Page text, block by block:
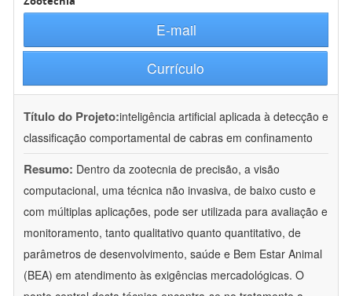
E-mail
Currículo
Título do Projeto:inteligência artificial aplicada à detecção e
classificação comportamental de cabras em confinamento
Resumo: Dentro da zootecnia de precisão, a visão
computacional, uma técnica não invasiva, de baixo custo e
com múltiplas aplicações, pode ser utilizada para avaliação e
monitoramento, tanto qualitativo quanto quantitativo, de
parâmetros de desenvolvimento, saúde e Bem Estar Animal
(BEA) em atendimento às exigências mercadológicas. O